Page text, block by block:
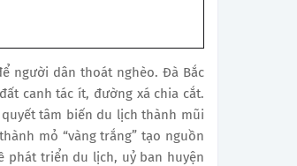
người dân thoát nghèo. Đà Bắc
canh tác ít, đường xá chia cắt.
tâm biến du lịch thành mũi
mỏ “vàng trắng” tạo nguồn
phát triển du lịch, uỷ ban huyện